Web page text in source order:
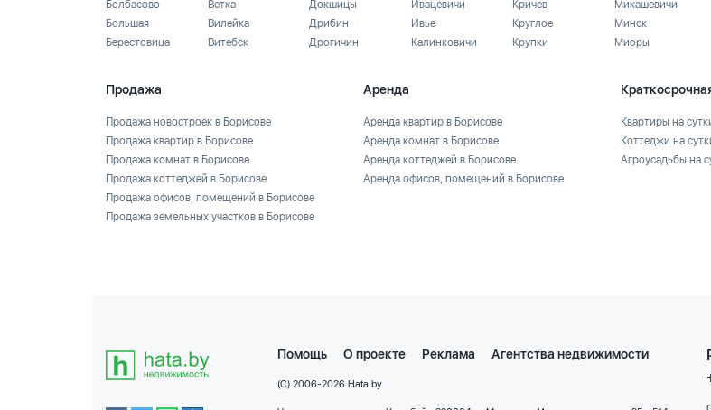
Болбасово
Большая
Берестовица
Ветка
Вилейка
Витебск
Докшицы
Дрибин
Дрогичин
Ивацевичи
Ивье
Калинковичи
Кричев
Круглое
Крупки
Микашевичи
Минск
Миоры
Продажа
Продажа новостроек в Борисове
Продажа квартир в Борисове
Продажа комнат в Борисове
Продажа коттеджей в Борисове
Продажа офисов, помещений в Борисове
Продажа земельных участков в Борисове
Аренда
Аренда квартир в Борисове
Аренда комнат в Борисове
Аренда коттеджей в Борисове
Аренда офисов, помещений в Борисове
Квартиры на
Коттеджи на
Агроусадьбы на
Помощь О проекте Реклама Агентства недвижимости
(C) 2006-2026 Hata.by